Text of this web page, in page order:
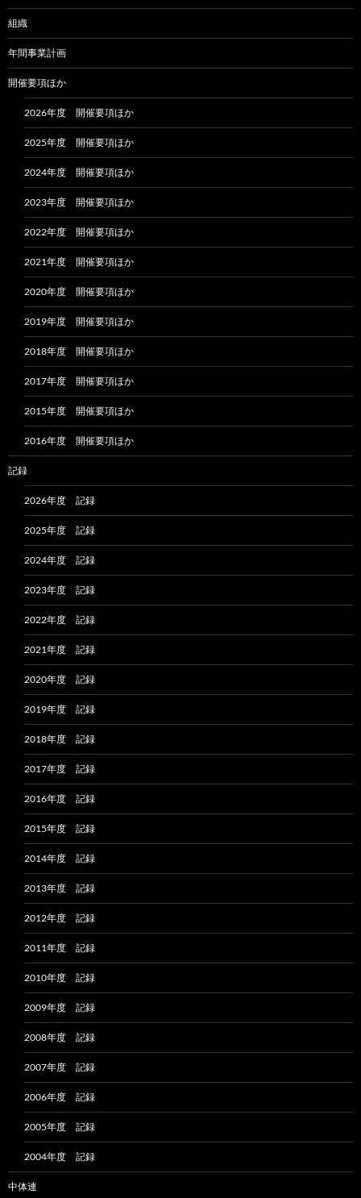
組織
年間事業計画
開催要項ほか
2026年度 開催要項ほか
2025年度 開催要項ほか
2024年度 開催要項ほか
2023年度 開催要項ほか
2022年度 開催要項ほか
2021年度 開催要項ほか
2020年度 開催要項ほか
2019年度 開催要項ほか
2018年度 開催要項ほか
2017年度 開催要項ほか
2015年度 開催要項ほか
2016年度 開催要項ほか
記録
2026年度 記録
2025年度 記録
2024年度 記録
2023年度 記録
2022年度 記録
2021年度 記録
2020年度 記録
2019年度 記録
2018年度 記録
2017年度 記録
2016年度 記録
2015年度 記録
2014年度 記録
2013年度 記録
2012年度 記録
2011年度 記録
2010年度 記録
2009年度 記録
2008年度 記録
2007年度 記録
2006年度 記録
2005年度 記録
2004年度 記録
中体連